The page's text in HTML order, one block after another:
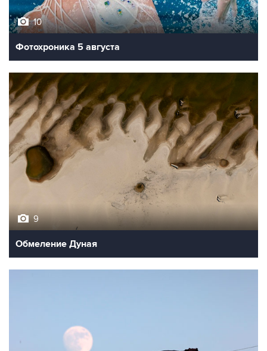
10
Фотохроника 5 августа
9
Обмеление Дуная